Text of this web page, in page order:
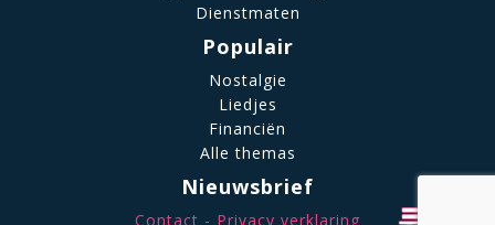
Dienstmaten
Populair
Nostalgie
Liedjes
Financiën
Alle themas
Nieuwsbrief
Contact Privacy verklaring